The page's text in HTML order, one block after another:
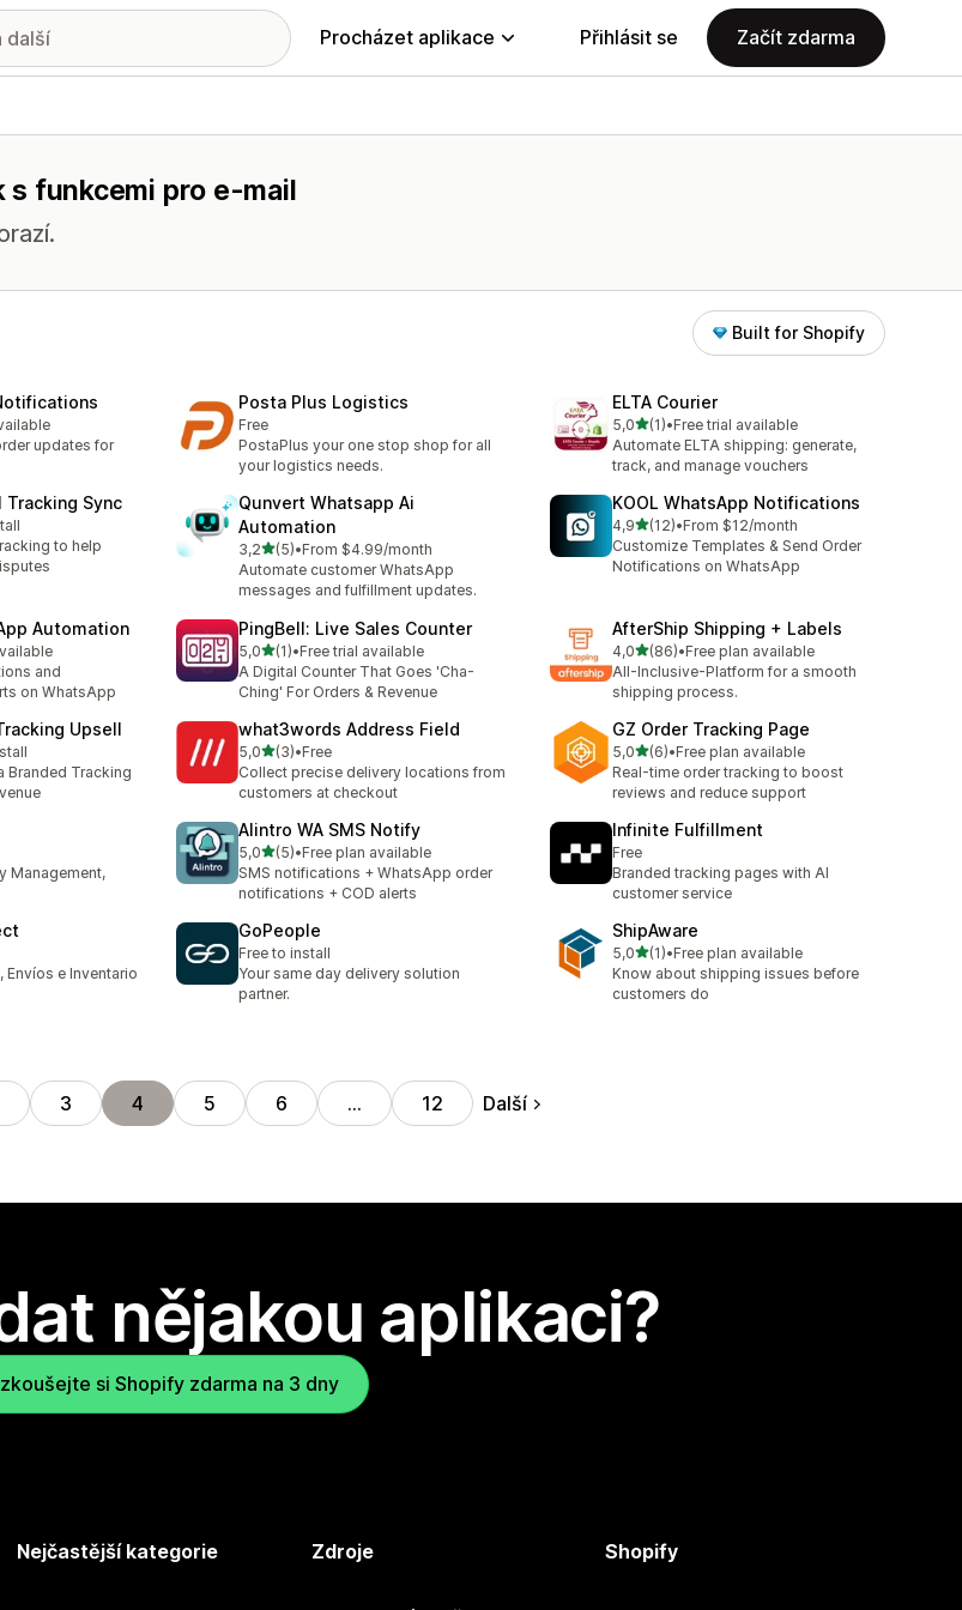
Procházet aplikace Přihlásit se Začít zdarma
s funkcemi pro e-mail
Built for Shopify
1
updates for
Posta Plus Logistics
Free
PostaPlus your one stop shop for all
your logistics needs.
ELTA Courier
5,0z 5 hvězd
(1)
Celkový počet recenzí: 1
•Free trial available
Automate ELTA shipping: generate,
track, and manage vouchers
Tracking Sync
2
to help
Qunvert Whatsapp Ai
Automation
3,2z 5 hvězd
(5)
Celkový počet recenzí: 5
•From $4.99/month
Automate customer WhatsApp
messages and fulfillment updates.
KOOL WhatsApp Notifications
4,9z 5 hvězd
(12)
Celkový počet recenzí: 12
•From $12/month
Customize Templates & Send Order
Notifications on WhatsApp
Automation
4
and
on WhatsApp
PingBell: Live Sales Counter
5,0z 5 hvězd
(1)
Celkový počet recenzí: 1
•Free trial available
A Digital Counter That Goes 'Cha-
Ching' For Orders & Revenue
AfterShip Shipping + Labels
4,0z 5 hvězd
(86)
Celkový počet recenzí: 86
•Free plan available
All-Inclusive-Platform for a smooth
shipping process.
Upsell
19
Branded Tracking
what3words Address Field
5,0z 5 hvězd
(3)
Celkový počet recenzí: 3
•Free
Collect precise delivery locations from
customers at checkout
GZ Order Tracking Page
5,0z 5 hvězd
(6)
Celkový počet recenzí: 6
•Free plan available
Real-time order tracking to boost
reviews and reduce support
2
Management,
Alintro WA SMS Notify
5,0z 5 hvězd
(5)
Celkový počet recenzí: 5
•Free plan available
SMS notifications + WhatsApp order
notifications + COD alerts
Infinite Fulfillment
Free
Branded tracking pages with AI
customer service
e Inventario
GoPeople
Free to install
Your same day delivery solution
partner.
ShipAware
5,0z 5 hvězd
(1)
Celkový počet recenzí: 1
•Free plan available
Know about shipping issues before
customers do
3 4 5 6 … 12 Další
nějakou aplikaci?
si Shopify zdarma na 3 dny
Nejčastější kategorie Zdroje Shopify